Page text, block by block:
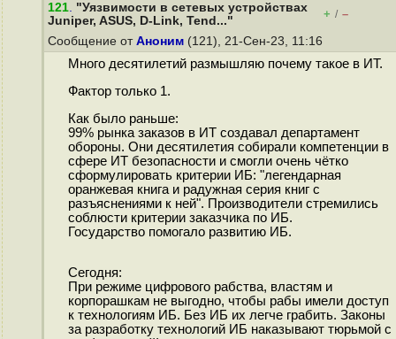
121. "Уязвимости в сетевых устройствах
Juniper, ASUS, D-Link, Tend..."
+ / –
Сообщение от Аноним (121), 21-Сен-23, 11:16
Много десятилетий размышляю почему такое в ИТ.
Фактор только 1.
Как было раньше:
99% рынка заказов в ИТ создавал департамент
обороны. Они десятилетия собирали компетенции в
сфере ИТ безопасности и смогли очень чётко
сформулировать критерии ИБ: "легендарная
оранжевая книга и радужная серия книг с
разъяснениями к ней". Производители стремились
соблюсти критерии заказчика по ИБ.
Государство помогало развитию ИБ.
Сегодня:
При режиме цифрового рабства, властям и
корпорашкам не выгодно, чтобы рабы имели доступ
к технологиям ИБ. Без ИБ их легче грабить. Законы
за разработку технологий ИБ наказывают тюрьмой с